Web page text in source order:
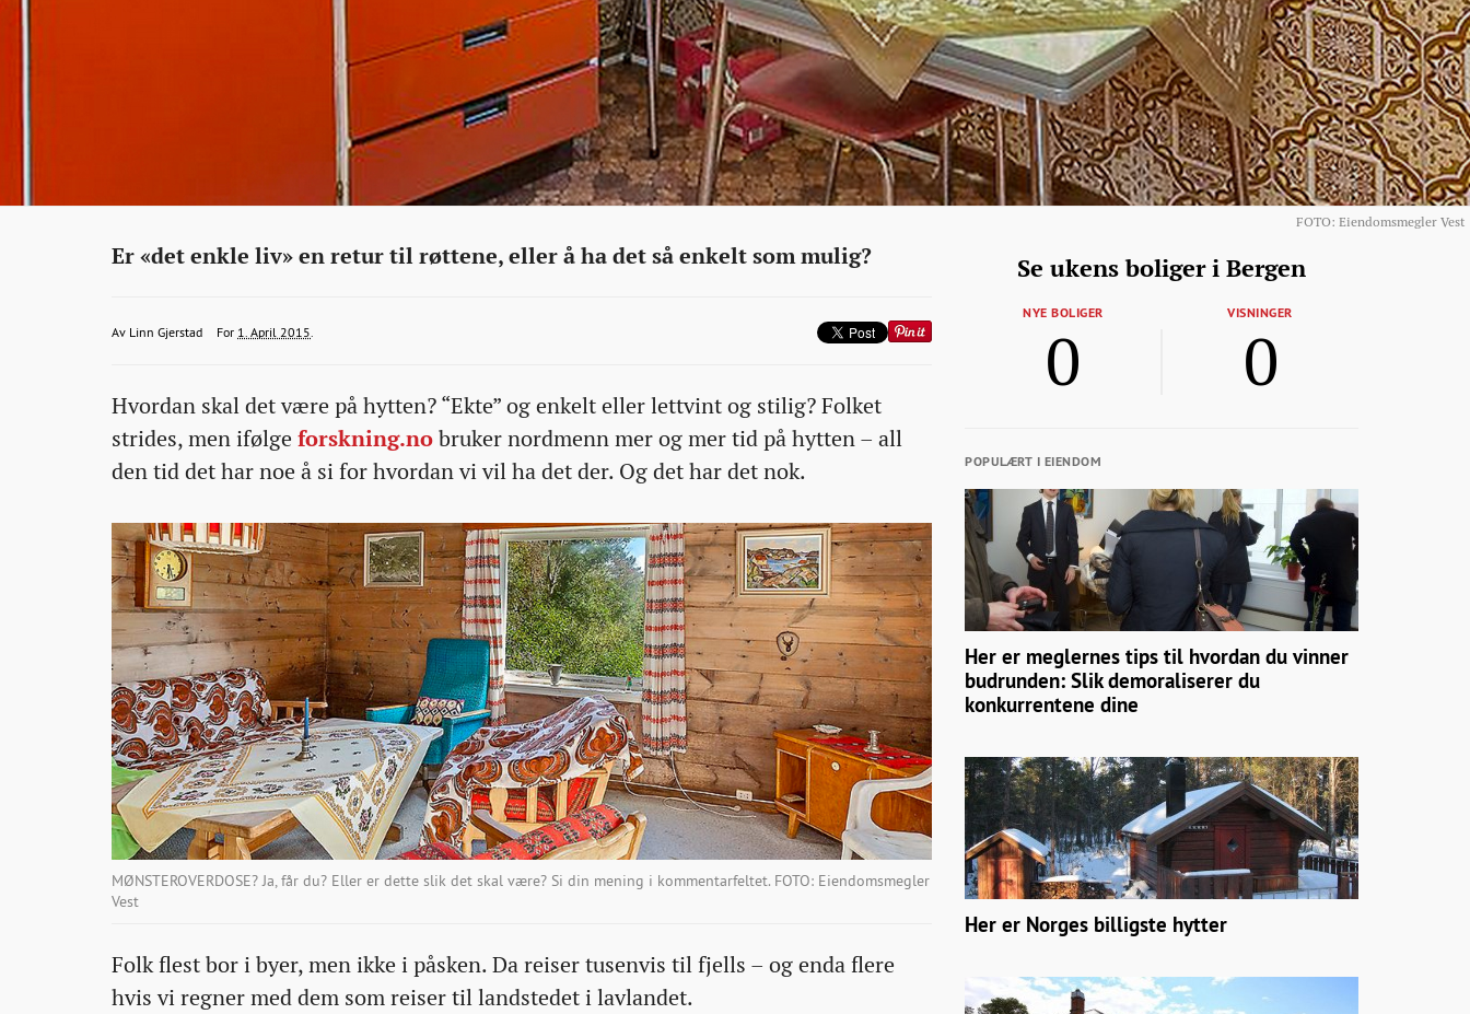
FOTO: Eiendomsmegler Vest
Eiendom
http://bonansa.no/artikkel/pa-
helt-
stille/
Er «det enkle liv» en retur til røttene, eller å ha det så enkelt som mulig?
Av Linn Gjerstadlinn.gjerstad@bt.no
2015-
01T11:29:06+00:00
2015-
01T11:29:06+00:00
2015-
01T11:37:14+00:00
For 1. April 2015.
Hvordan skal det være på hytten? “Ekte” og enkelt eller lettvint og stilig? Folket
strides, men ifølge forskning.nobruker nordmenn mer og mer tid på hytten – all
den tid det har noe å si for hvordan vi vil ha det der. Og det har det nok.
MØNSTEROVERDOSE? Ja, får du? Eller er dette slik det skal være? Si din mening i kommentarfeltet. FOTO: Eiendomsmegler
Vest
Folk flest bor i byer, men ikke i påsken. Da reiser tusenvis til fjells – og enda flere
hvis vi regner med dem som reiser til landstedet i lavlandet.
Se ukens boliger i Bergen
NYE BOLIGER
0
VISNINGER
0
POPULÆRT I EIENDOM
Her er meglernes tips til hvordan du vinner
budrunden: Slik demoraliserer du
konkurrentene dine
Her er Norges billigste hytter